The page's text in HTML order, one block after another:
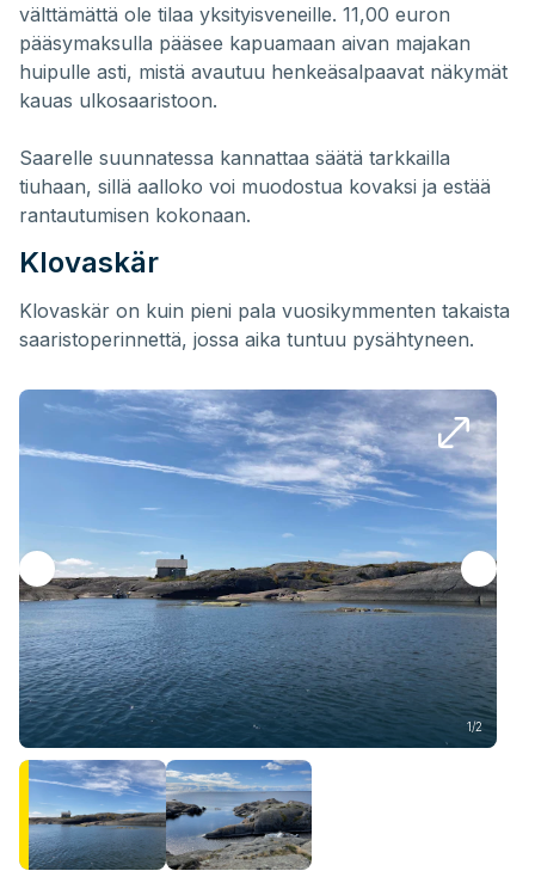
välttämättä ole tilaa yksityisveneille. 11,00 euron
pääsymaksulla pääsee kapuamaan aivan majakan
huipulle asti, mistä avautuu henkeäsalpaavat näkymät
kauas ulkosaaristoon.
Saarelle suunnatessa kannattaa säätä tarkkailla
tiuhaan, sillä aalloko voi muodostua kovaksi ja estää
rantautumisen kokonaan.
Klovaskär
Klovaskär on kuin pieni pala vuosikymmenten takaista
saaristoperinnettä, jossa aika tuntuu pysähtyneen.
1/2